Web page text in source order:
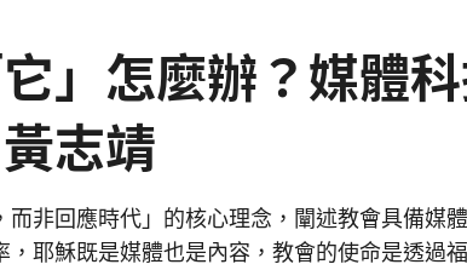
」怎麼辦？媒體
志靖
而非回應時代」的核心理念，闡述教會具備媒
，耶穌既是媒體也是內容，教會的使命是透過